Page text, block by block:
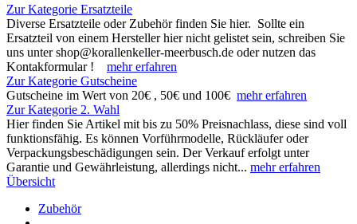
Zur Kategorie Ersatzteile
Diverse Ersatzteile oder Zubehör finden Sie hier. Sollte ein
Ersatzteil von einem Hersteller hier nicht gelistet sein, schreiben Sie
uns unter shop@korallenkeller-meerbusch.de oder nutzen das
Kontakformular ! mehr erfahren
Zur Kategorie Gutscheine
Gutscheine im Wert von 20€ , 50€ und 100€ mehr erfahren
Zur Kategorie 2. Wahl
Hier finden Sie Artikel mit bis zu 50% Preisnachlass, diese sind voll
funktionsfähig. Es können Vorführmodelle, Rückläufer oder
Verpackungsbeschädigungen sein. Der Verkauf erfolgt unter
Garantie und Gewährleistung, allerdings nicht... mehr erfahren
Übersicht
Zubehör